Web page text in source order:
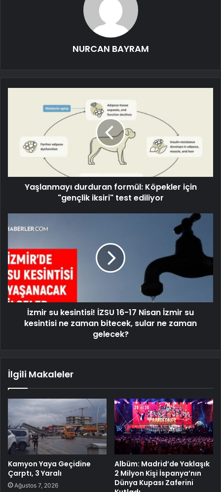
NURCAN BAYRAM
Yaşlanmayı durduran formül: Köpekler için
"gençlik iksiri" test ediliyor
İzmir su kesintisi! İZSU 16-17 Nisan İzmir su
kesintisi ne zaman bitecek, sular ne zaman
gelecek?
İlgili Makaleler
Kamyon Yaya Geçidine
Çarptı, 3 Yaralı
Ağustos 7, 2026
Albüm: Madrid’de Yaklaşık
2 Milyon Kişi İspanya’nın
Dünya Kupası Zaferini